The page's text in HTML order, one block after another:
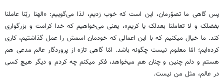
پس گاهی ما تصوّرمان، این است که خوب زدیم، لذا می‌گوییم: «الهنا ربّنا عاملنا
بفضلک و لا تعاملنا بعدلک یا کریم»، یعنی می‌خواهیم که خدا کرامت و بزرگواری
کند. ما خیال می­کنیم که با این اعمالی که خودمان اسمش را عمل گذاشتیم، کاری
کرده‌ایم؛ امّا معلوم نیست چگونه باشد. امّا گاهی تازه از پروردگار عالم مدعی هم
هستم و دلم چنین و چنان هم می­خواهد، فکر می­کنم چه کردم و دیگر هیچ کسی
در عالم، مثل من نیست.